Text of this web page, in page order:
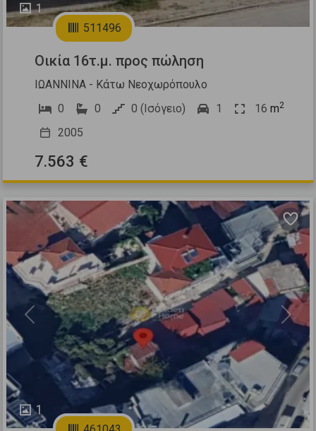
1
511496
Οικία 16τ.μ. προς πώληση
ΙΩΑΝΝΙΝΑ - Κάτω Νεοχωρόπουλο
0
0 0 (Ισόγειο) 1 16 m2
2005
7.563 €
1
Previous Next